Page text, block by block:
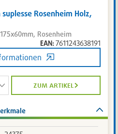
Rosenheim Holz,
Rosenheim
EAN:7611243638191
zum artikel